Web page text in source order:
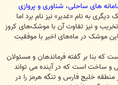
های ساحلی، شناوری و پروازی
به نام «غدیر» نیز نام برد اما
و نیز تفاوت آن با موشک‌های کروز
این موشک در ماه‌های اخیر با موفقیت
که بنا بر گفته فرماندهان و مسئولان
و ساخت است که در آینده می تواند
منطقه خلیج فارس و تنگه هرمز را در